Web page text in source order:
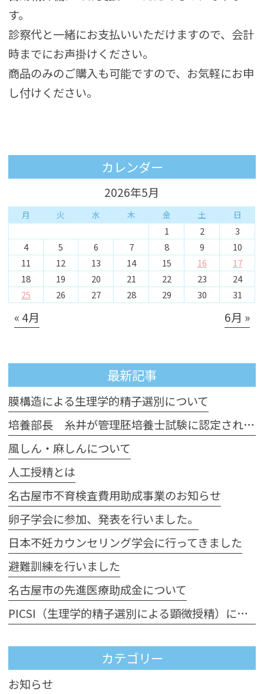
す。
診察代と一緒にお支払いいただけますので、会計
時までにお声掛けください。
商品のみのご購入も可能ですので、お気軽にお申
し付けください。
カレンダー
2026年5月
月 火 水 木 金 土 日
1 2
3
4
5 6 7 8 9
10
11
12 13 14 15 16
17
18
19 20 21 22 23
24
25
26 27 28 29 30 31
« 4月 6月 »
最新記事
膜構造による生理学的精子選別について
培養部長 糸井が管理胚培養士試験に認定されました
風しん・麻しんについて
人工授精とは
名古屋市不育検査費用助成事業のお知らせ
卵子学会に参加、発表を行いました。
日本不妊カウンセリング学会に行ってきました
避難訓練を行いました
名古屋市の先進医療助成金について
PICSI（生理学的精子選別による顕微授精）について
カテゴリー
お知らせ